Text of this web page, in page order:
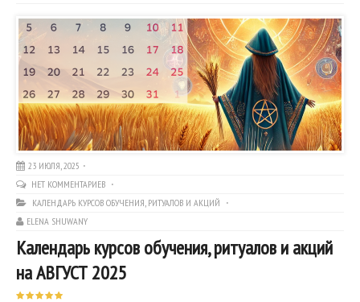
23 ИЮЛЯ, 2025
НЕТ КОММЕНТАРИЕВ
КАЛЕНДАРЬ КУРСОВ ОБУЧЕНИЯ, РИТУАЛОВ И АКЦИЙ
ELENA SHUWANY
Календарь курсов обучения, ритуалов и акций
на АВГУСТ 2025